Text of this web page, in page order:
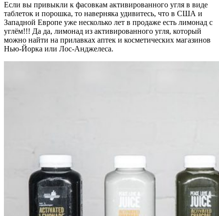
Если вы привыкли к фасовкам активированного угля в виде
таблеток и порошка, то наверняка удивитесь, что в США и
Западной Европе уже несколько лет в продаже есть лимонад с
углём!!! Да да, лимонад из активированного угля, который
можно найти на прилавках аптек и косметических магазинов
Нью-Йорка или Лос-Анджелеса.